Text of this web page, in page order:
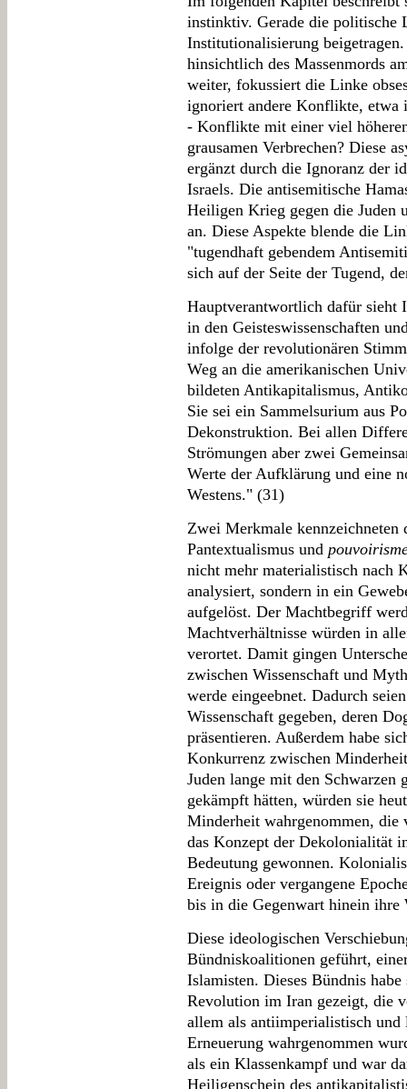
instinktiv. Gerade die politische
Institutionalisierung
hinsichtlich des Massenmords
weiter, fokussiert die Linke
ignoriert andere Konflikte, etwa
- Konflikte mit einer viel
grausamen Verbrechen? Diese
ergänzt durch die Ignoranz der
Israels. Die antisemitische
Heiligen Krieg gegen die Juden
an. Diese Aspekte blende die
"tugendhaft gebendem
sich auf der Seite der Tugend,
Hauptverantwortlich dafür sieht
in den Geisteswissenschaften
infolge der revolutionären
Weg an die amerikanischen
bildeten Antikapitalismus,
Sie sei ein Sammelsurium aus
Dekonstruktion. Bei allen
Strömungen aber zwei
Werte der Aufklärung und eine
Westens." (31)
Zwei Merkmale
Pantextualismus und
nicht mehr materialistisch nach
analysiert, sondern in ein
aufgelöst. Der Machtbegriff
Machtverhältnisse würden in
verortet. Damit gingen
zwischen Wissenschaft und
werde eingeebnet. Dadurch
Wissenschaft gegeben, deren
präsentieren. Außerdem habe
Konkurrenz zwischen
Juden lange mit den Schwarzen
gekämpft hätten, würden sie
Minderheit wahrgenommen, die
das Konzept der Dekolonialität
Bedeutung gewonnen.
Ereignis oder vergangene
bis in die Gegenwart hinein ihre
Diese ideologischen
Bündniskoalitionen geführt,
Islamisten. Dieses Bündnis
Revolution im Iran gezeigt, die
allem als antiimperialistisch
Erneuerung wahrgenommen
als ein Klassenkampf und war
Heiligenschein des